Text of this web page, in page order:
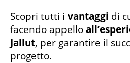
Scopri tutti i vantaggi di
facendo appello
Jallut, per garantire il
progetto.